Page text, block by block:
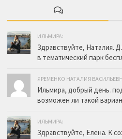
ИЛЬМИРА:
Здравствуйте, Наталия.
в тематический парк
ЯРЕМЕНКО НАТАЛИЯ
Ильмира, добрый день.
возможен ли такой
ИЛЬМИРА:
Здравствуйте, Елена. К